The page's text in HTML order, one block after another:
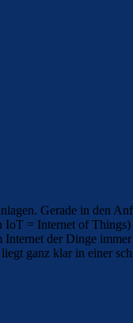
Gerade in den
= Internet of
der Dinge
ganz klar in einer